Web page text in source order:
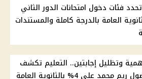
فئات دخول امتحانات الدور الثاني
للثانوية العامة بالدرجة كاملة والمستندات
وتظليل إجابتين.. التعليم تكشف
على 4% بالثانوية العامة